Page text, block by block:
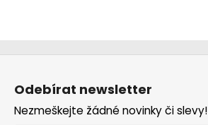
Z
Odebírat newsletter
Nezmeškejte žádné novinky či slevy!